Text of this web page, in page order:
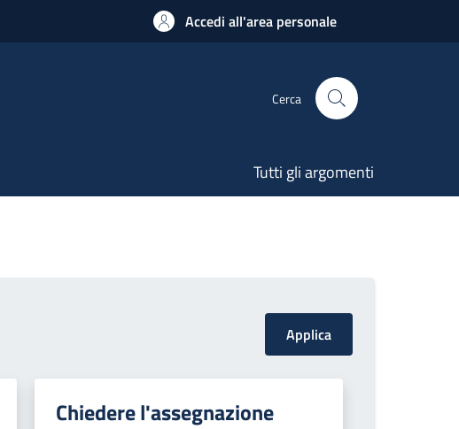
Accedi all'area personale
Cerca
Tutti gli argomenti
Chiedere l'assegnazione